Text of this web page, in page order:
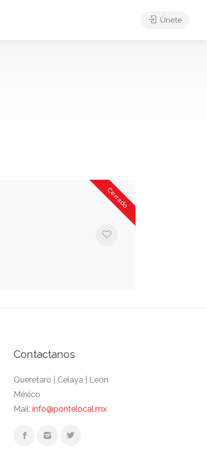
Únete
Cerrado
Contactanos
Queretaro | Celaya | León
México
Mail: info@pontelocal.mx